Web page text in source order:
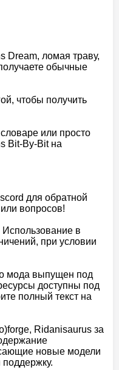
Dream, ломая траву,
обычные
чтобы получить
или просто
Bit-By-Bit на
для обратной
вопросов!
Использование в
при условии
мода выпущен под
доступны под
полный текст на
Ridanisaurus за
новые модели